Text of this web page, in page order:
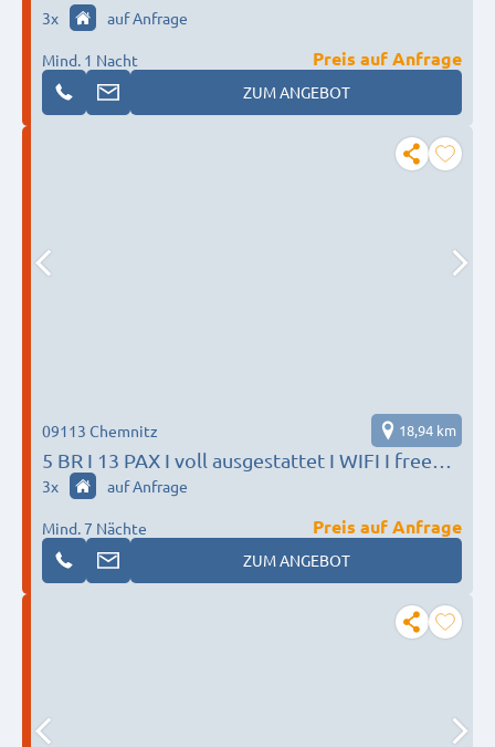
3x auf Anfrage
Mind. 1 Nacht
Preis auf Anfrage
ZUM ANGEBOT
5 BR I 13 PAX I voll ausgestattet I WIFI I free
Parking
09113 Chemnitz 18,94 km
3x auf Anfrage
Mind. 7 Nächte
Preis auf Anfrage
ZUM ANGEBOT